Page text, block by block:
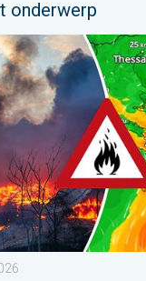
onderwerp
woeden